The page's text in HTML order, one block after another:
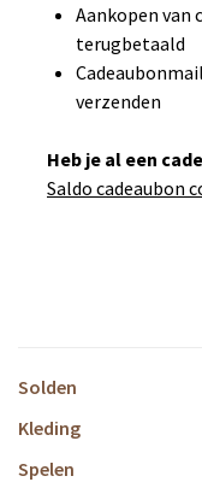
Aankopen van
terugbetaald
verzenden
Heb je al een
Saldo cadeaubon
Solden
Kleding
Spelen